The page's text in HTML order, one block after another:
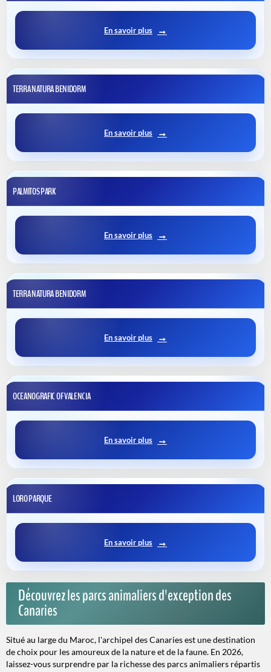
En savoir plus
TERRA NATURA BENIDORM
En savoir plus
PALMITOS PARK
En savoir plus
TERRA NATURA BENIDORM
En savoir plus
OCEANOGRAFIC OF VALENCIA
En savoir plus
LORO PARQUE
En savoir plus
Découvrez les parcs animaliers d'exception des
Canaries
Situé au large du Maroc, l'archipel des Canaries est une destination
de choix pour les amoureux de la nature et de la faune. En 2026,
laissez-vous surprendre par la richesse des parcs animaliers répartis